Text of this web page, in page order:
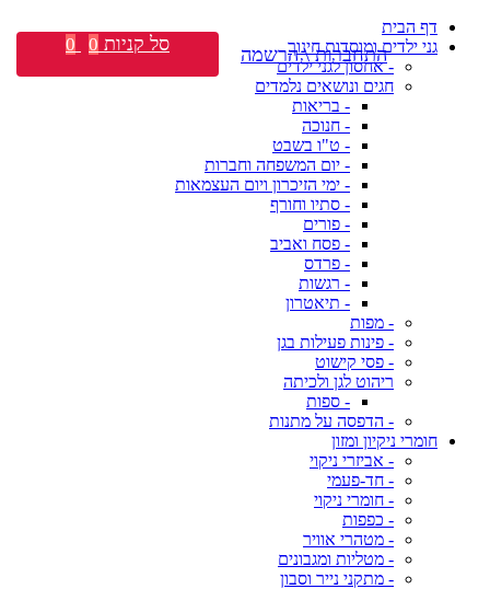
דף הבית
גני ילדים ומוסדות חינוך
- אחסון לגני ילדים
חגים ונושאים נלמדים
- בריאות
- חנוכה
- ט"ו בשבט
- יום המשפחה וחברות
- ימי הזיכרון ויום העצמאות
- סתיו וחורף
- פורים
- פסח ואביב
- פרדס
- רגשות
- תיאטרון
- מפות
- פינות פעילות בגן
- פסי קישוט
ריהוט לגן ולכיתה
- ספות
- הדפסה על מתנות
חומרי ניקיון ומזון
- אביזרי ניקוי
- חד-פעמי
- חומרי ניקוי
- כפפות
- מטהרי אוויר
- מטליות ומגבונים
- מתקני נייר וסבון
התחברות \ הרשמה סל קניות 0
0